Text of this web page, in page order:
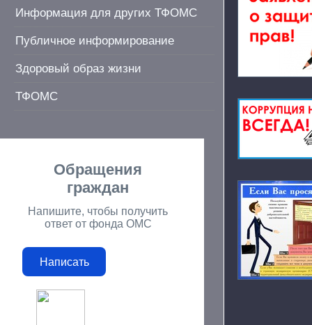
Информация для других ТФОМС
Публичное информирование
Здоровый образ жизни
ТФОМС
Обращения
граждан
Напишите, чтобы получить
ответ от фонда ОМС
Написать